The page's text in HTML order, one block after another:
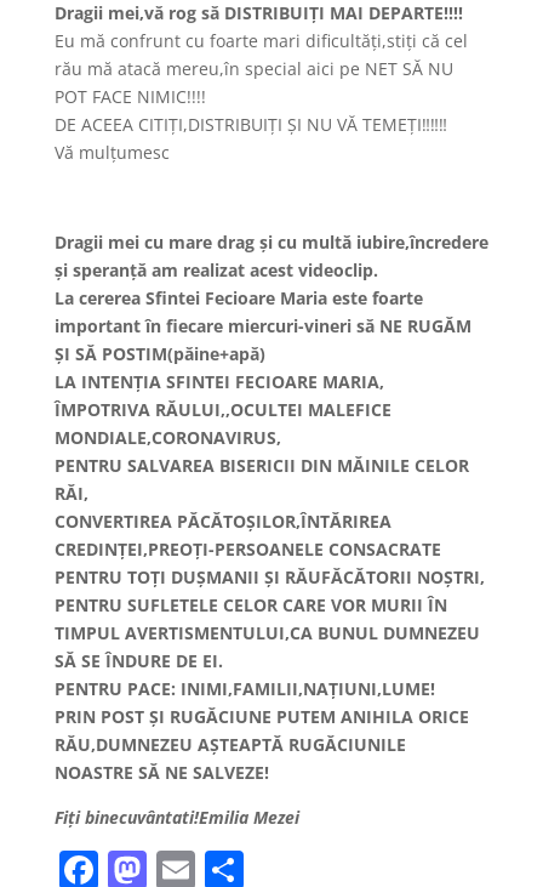
Dragii mei,vă rog să DISTRIBUIȚI MAI DEPARTE!!!!
Eu mă confrunt cu foarte mari dificultăți,stiți că cel
rău mă atacă mereu,în special aici pe NET SĂ NU
POT FACE NIMIC!!!!
DE ACEEA CITIȚI,DISTRIBUIȚI ȘI NU VĂ TEMEȚI‼️‼️‼️
Vă mulțumesc
Dragii mei cu mare drag și cu multă iubire,încredere
și speranță am realizat acest videoclip.
La cererea Sfintei Fecioare Maria este foarte
important în fiecare miercuri-vineri să NE RUGĂM
ȘI SĂ POSTIM(păine+apă)
LA INTENȚIA SFINTEI FECIOARE MARIA,
ÎMPOTRIVA RĂULUI,,OCULTEI MALEFICE
MONDIALE,CORONAVIRUS,
PENTRU SALVAREA BISERICII DIN MĂINILE CELOR
RĂI,
CONVERTIREA PĂCĂTOȘILOR,ÎNTĂRIREA
CREDINȚEI,PREOȚI-PERSOANELE CONSACRATE
PENTRU TOȚI DUȘMANII ȘI RĂUFĂCĂTORII NOȘTRI,
PENTRU SUFLETELE CELOR CARE VOR MURII ÎN
TIMPUL AVERTISMENTULUI,CA BUNUL DUMNEZEU
SĂ SE ÎNDURE DE EI.
PENTRU PACE: INIMI,FAMILII,NAȚIUNI,LUME!
PRIN POST ȘI RUGĂCIUNE PUTEM ANIHILA ORICE
RĂU,DUMNEZEU AȘTEAPTĂ RUGĂCIUNILE
NOASTRE SĂ NE SALVEZE!
Fiți binecuvântati!Emilia Mezei
F M E P